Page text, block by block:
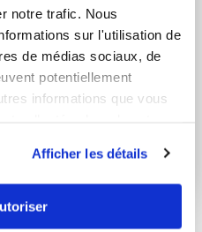
notre trafic. Nous
sur l'utilisation de
de médias sociaux, de
potentiellement
informations que vous
Afficher les détails
Demarle
!
note